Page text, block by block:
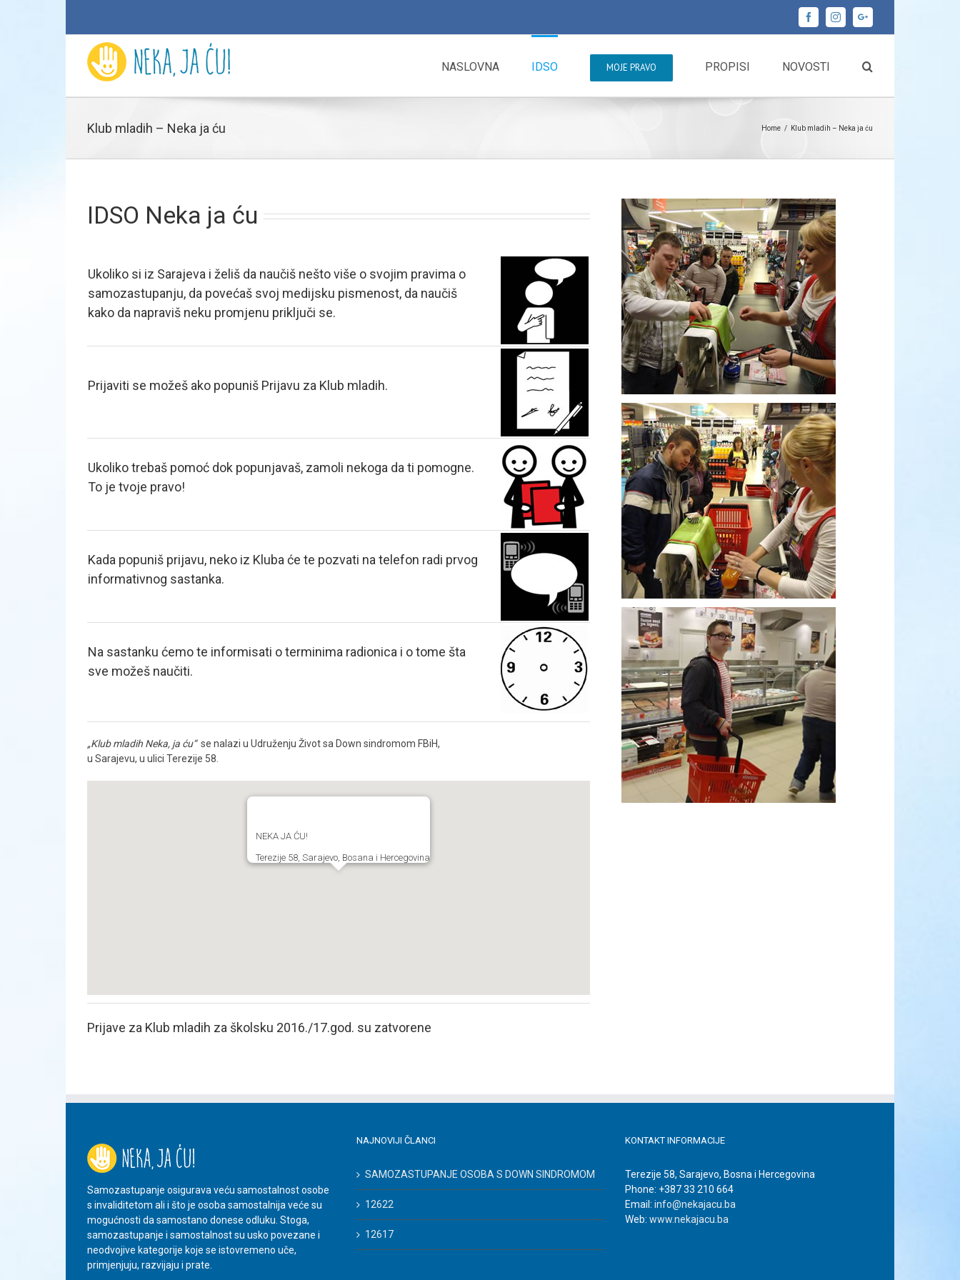
FacebookInstagramGoogle+
NASLOVNA IDSO MOJE PRAVO PROPISI NOVOSTI
Klub mladih – Neka ja ću Home / Klub mladih – Neka ja ću
IDSO Neka ja ću
Ukoliko si iz Sarajeva i želiš da naučiš nešto više o svojim pravima o
samozastupanju, da povećaš svoj medijsku pismenost, da naučiš
kako da napraviš neku promjenu priključi se.
Prijaviti se možeš ako popuniš Prijavu za Klub mladih.
Ukoliko trebaš pomoć dok popunjavaš, zamoli nekoga da ti pomogne.
To je tvoje pravo!
Kada popuniš prijavu, neko iz Kluba će te pozvati na telefon radi prvog
informativnog sastanka.
Na sastanku ćemo te informisati o terminima radionica i o tome šta
sve možeš naučiti.
„Klub mladih Neka, ja ću“se nalazi u Udruženju Život sa Down sindromom FBiH,
u Sarajevu, u ulici Terezije 58.
NEKA JA ĆU!
Terezije 58, Sarajevo, Bosana i Hercegovina
Prijave za Klub mladih za školsku 2016./17.god. su zatvorene
Samozastupanje osigurava veću samostalnost osobe
s invaliditetom ali i što je osoba samostalnija veće su
mogućnosti da samostano donese odluku. Stoga,
samozastupanje i samostalnost su usko povezane i
neodvojive kategorije koje se istovremeno uče,
primjenjuju, razvijaju i prate.
NAJNOVIJI ČLANCI
SAMOZASTUPANJE OSOBA S DOWN SINDROMOM
12622
12617
KONTAKT INFORMACIJE
Terezije 58, Sarajevo, Bosna i Hercegovina
Phone: +387 33 210 664
Email:info@nekajacu.ba
Web:www.nekajacu.ba